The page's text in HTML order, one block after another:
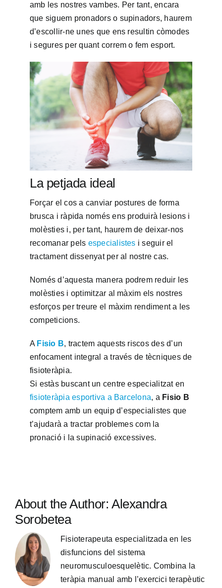
amb les nostres vambes. Per tant, encara
que siguem pronadors o supinadors, haurem
d’escollir-ne unes que ens resultin còmodes
i segures per quant correm o fem esport.
La petjada ideal
Forçar el cos a canviar postures de forma
brusca i ràpida només ens produirà lesions i
molèsties i, per tant, haurem de deixar-nos
recomanar pels especialistes i seguir el
tractament dissenyat per al nostre cas.
Només d’aquesta manera podrem reduir les
molèsties i optimitzar al màxim els nostres
esforços per treure el màxim rendiment a les
competicions.
A Fisio B, tractem aquests riscos des d’un
enfocament integral a través de tècniques de
fisioteràpia.
Si estàs buscant un centre especialitzat en
fisioteràpia esportiva a Barcelona, a Fisio B
comptem amb un equip d’especialistes que
t’ajudarà a tractar problemes com la
pronació i la supinació excessives.
About the Author: Alexandra
Sorobetea
Fisioterapeuta especialitzada en les
disfuncions del sistema
neuromusculoesquelètic. Combina la
teràpia manual amb l’exercici terapèutic